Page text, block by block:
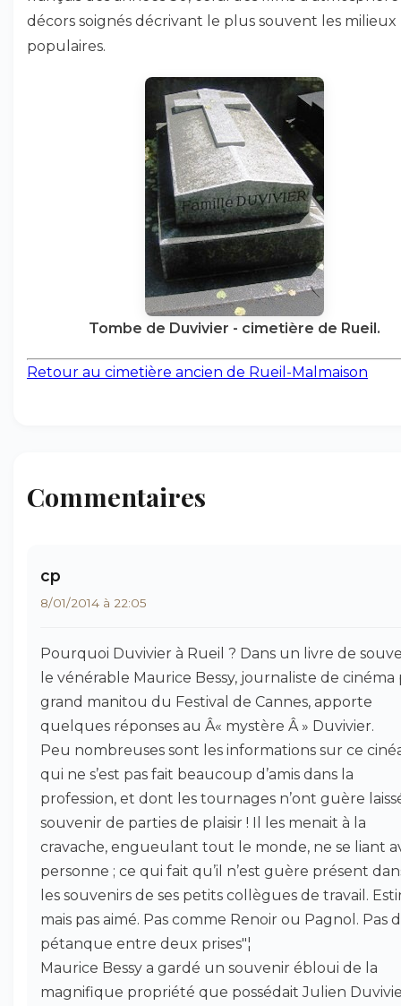
décors soignés décrivant le plus souvent les milieux
populaires.
Tombe de Duvivier - cimetière de Rueil.
Retour au cimetière ancien de Rueil-Malmaison
Commentaires
cp
8/01/2014 à 22:05
Pourquoi Duvivier à Rueil ? Dans un livre de
le vénérable Maurice Bessy, journaliste de cinéma
grand manitou du Festival de Cannes, apporte
quelques réponses au Â« mystère Â » Duvivier.
Peu nombreuses sont les informations sur ce
qui ne s’est pas fait beaucoup d’amis dans la
profession, et dont les tournages n’ont guère
souvenir de parties de plaisir ! Il les menait à la
cravache, engueulant tout le monde, ne se liant
personne ; ce qui fait qu’il n’est guère présent
les souvenirs de ses petits collègues de travail.
mais pas aimé. Pas comme Renoir ou Pagnol. Pas
pétanque entre deux prises"¦
Maurice Bessy a gardé un souvenir ébloui de la
magnifique propriété que possédait Julien